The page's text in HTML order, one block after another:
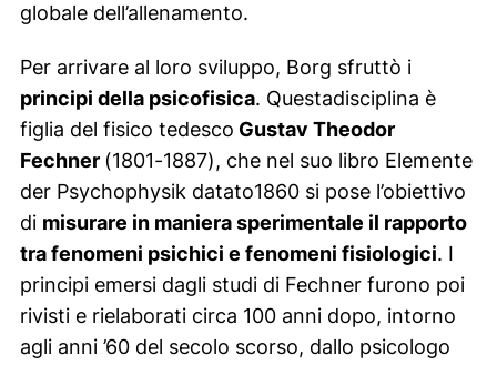
globale dell’allenamento.
Per arrivare al loro sviluppo, Borg sfruttò i
principi della psicofisica. Questadisciplina è
figlia del fisico tedesco Gustav Theodor
Fechner (1801-1887), che nel suo libro Elemente
der Psychophysikdatato1860 si pose l’obiettivo
di misurare in maniera sperimentale il rapporto
tra fenomeni psichici e fenomeni fisiologici. I
principi emersi dagli studi di Fechner furono poi
rivisti e rielaborati circa 100 anni dopo, intorno
agli anni ’60 del secolo scorso, dallo psicologo